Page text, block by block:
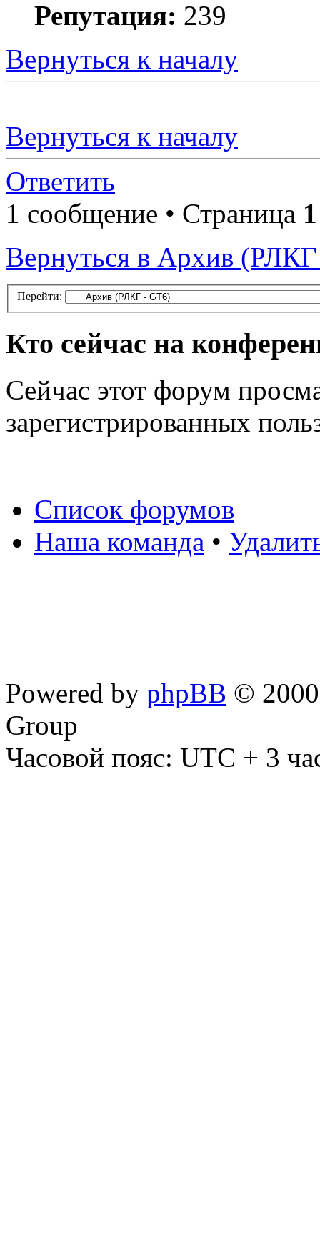
Репутация: 239
Вернуться к началу
Вернуться к началу
Ответить
1 сообщение • Страница 1
Вернуться в Архив
Перейти:
Кто сейчас на
Сейчас этот форум
зарегистрированных
Список форумов
Наша команда •
Powered by phpBB ©
Group
Часовой пояс: UTC + 3